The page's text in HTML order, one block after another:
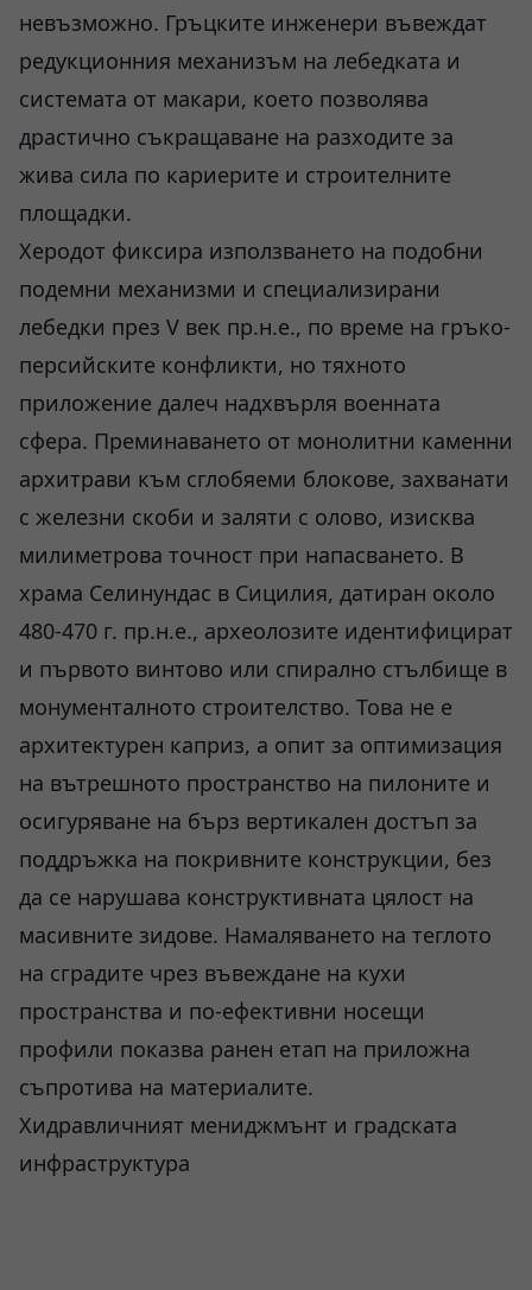
невъзможно. Гръцките инженери въвеждат
редукционния механизъм на лебедката и
системата от макари, което позволява
драстично съкращаване на разходите за
жива сила по кариерите и строителните
площадки.
Херодот фиксира използването на подобни
подемни механизми и специализирани
лебедки през V век пр.н.е., по време на гръко-
персийските конфликти, но тяхното
приложение далеч надхвърля военната
сфера. Преминаването от монолитни каменни
архитрави към сглобяеми блокове, захванати
с железни скоби и заляти с олово, изисква
милиметрова точност при напасването. В
храма Селинундас в Сицилия, датиран около
480-470 г. пр.н.е., археолозите идентифицират
и първото винтово или спирално стълбище в
монументалното строителство. Това не е
архитектурен каприз, а опит за оптимизация
на вътрешното пространство на пилоните и
осигуряване на бърз вертикален достъп за
поддръжка на покривните конструкции, без
да се нарушава конструктивната цялост на
масивните зидове. Намаляването на теглото
на сградите чрез въвеждане на кухи
пространства и по-ефективни носещи
профили показва ранен етап на приложна
съпротива на материалите.
Хидравличният мениджмънт и градската
инфраструктура